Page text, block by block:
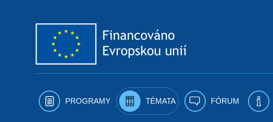
PROGRAMY TÉMATA FÓRUM